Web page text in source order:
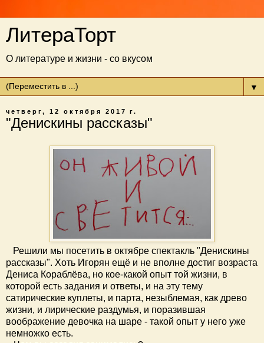
ЛитераТорт
О литературе и жизни - со вкусом
▼
четверг, 12 октября 2017 г.
"Денискины рассказы"
Решили мы посетить в октябре спектакль "Денискины
рассказы". Хоть Игорян ещё и не вполне достиг возраста
Дениса Кораблёва, но кое-какой опыт той жизни, в
которой есть задания и ответы, и на эту тему
сатирические куплеты, и парта, незыблемая, как древо
жизни, и лирические раздумья, и поразившая
воображение девочка на шаре - такой опыт у него уже
немножко есть.